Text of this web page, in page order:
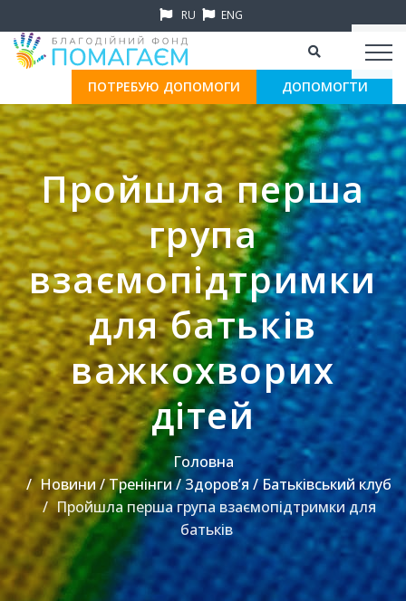
RU ENG
ПОТРЕБУЮ ДОПОМОГИ ДОПОМОГТИ
Пройшла перша
група
взаємопідтримки
для батьків
важкохворих
дітей
Головна
Новини / Тренінги / Здоровʼя / Батьківський клуб
Пройшла перша група взаємопідтримки для
батьків